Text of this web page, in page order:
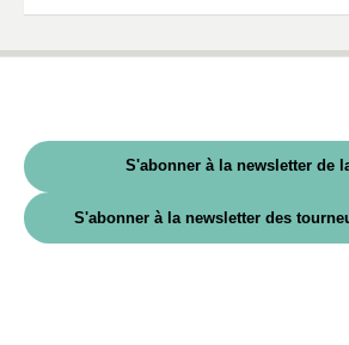
S'abonner à la newsletter de
S'abonner à la newsletter des